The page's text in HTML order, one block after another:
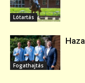
Lótartás
Fogathajtás